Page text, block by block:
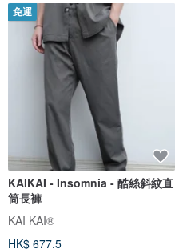
免運
KAIKAI - Insomnia - 酷絲斜紋直
筒長褲
KAI KAI®
HK$ 677.5